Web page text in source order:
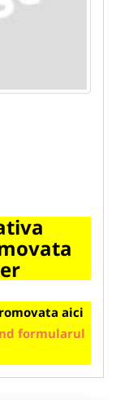
aici
formularul